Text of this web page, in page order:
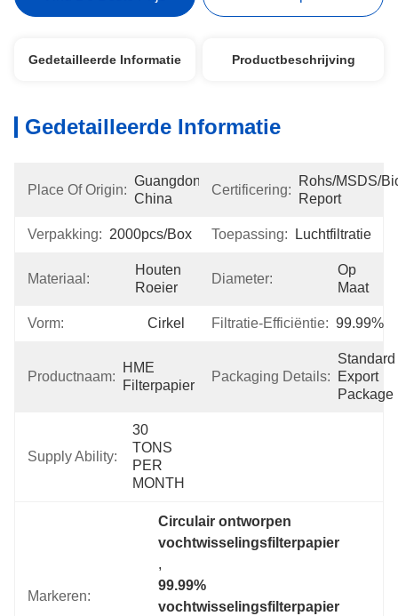
Gedetailleerde Informatie Productbeschrijving
Gedetailleerde Informatie
Place Of Origin:
Guangdong,
China
Certificering:
Rohs/MSDS/
Report
Verpakking: 2000pcs/box Toepassing: Luchtfiltratie
Materiaal:
Houten
Roeier
Diameter:
Op
Maat
Vorm: Cirkel Filtratie-Efficiëntie: 99.99%
Productnaam:
HME
Filterpapier
Packaging Details:
Standard
Export
Package
Supply Ability:
30
TONS
PER
MONTH
Markeren:
Circulair ontworpen
vochtwisselingsfilterpapier
,
99.99%
vochtwisselingsfilterpapier